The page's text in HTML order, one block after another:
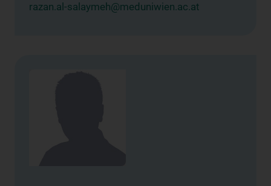
razan.al-salaymeh@meduniwien.ac.at